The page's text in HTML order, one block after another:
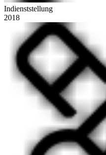
Indienststellung
2018